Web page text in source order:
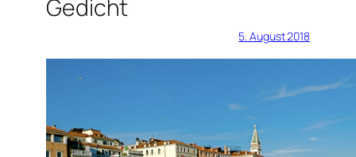
Gedicht
5. August 2018